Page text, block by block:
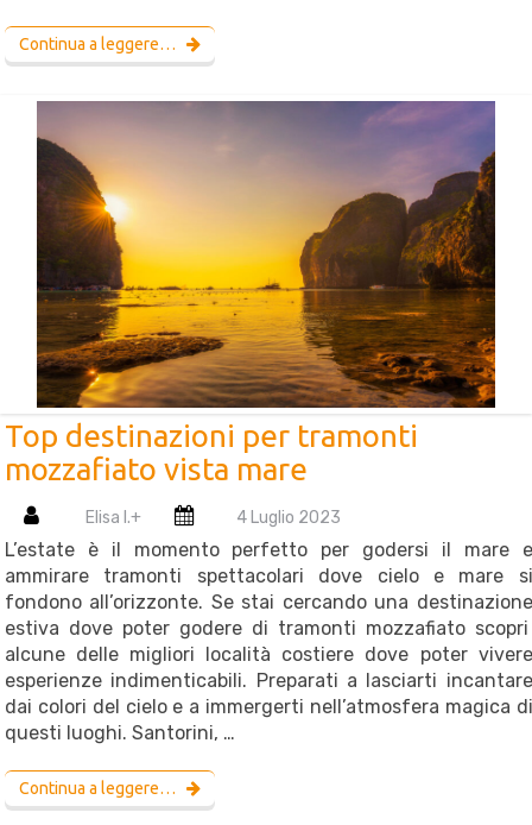
Continua a leggere…
Top destinazioni per tramonti
mozzafiato vista mare
Elisa I.+ 4 Luglio 2023
L’estate è il momento perfetto per godersi il mare e
ammirare tramonti spettacolari dove cielo e mare si
fondono all’orizzonte. Se stai cercando una destinazione
estiva dove poter godere di tramonti mozzafiato scopri
alcune delle migliori località costiere dove poter vivere
esperienze indimenticabili. Preparati a lasciarti incantare
dai colori del cielo e a immergerti nell’atmosfera magica di
questi luoghi. Santorini, …
Continua a leggere…